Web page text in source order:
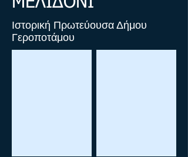
Ιστορική Πρωτεύουσα Δήμου
Γεροποτάμου